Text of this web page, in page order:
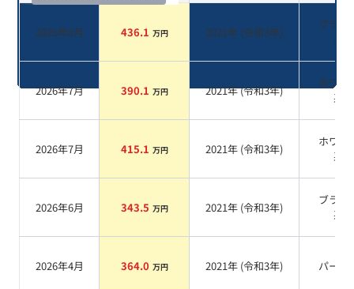
2026年8月 436.1 万円 2021年 (令和3年)
ブラッ
系
2026年7月 390.1 万円 2021年 (令和3年)
ホワイ
系
2026年7月 415.1 万円 2021年 (令和3年)
ホワイ
系
2026年6月 343.5 万円 2021年 (令和3年)
ブラッ
系
2026年4月 364.0 万円 2021年 (令和3年) パール